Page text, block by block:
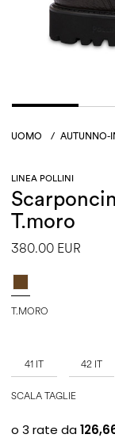
UOMO / AUTUNNO-
LINEA POLLINI
T.moro
380.00 EUR
T.MORO
41 IT 42 IT
SCALA TAGLIE